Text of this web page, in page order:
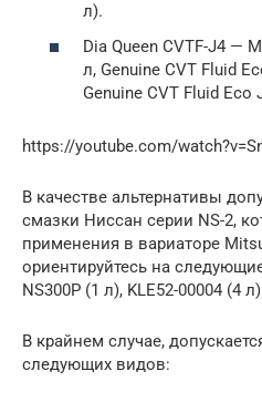
л).
Dia Queen CVTF-J4 —
л, Genuine CVT Fluid
Genuine CVT Fluid Eco
https://youtube.com/
В качестве альтернативы
смазки Ниссан серии NS-2,
применения в вариаторе
ориентируйтесь на
NS300P (1 л), KLE52-00004 (4
В крайнем случае,
следующих видов: